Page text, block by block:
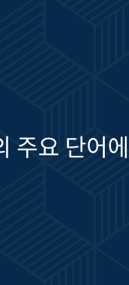
주요 단어에